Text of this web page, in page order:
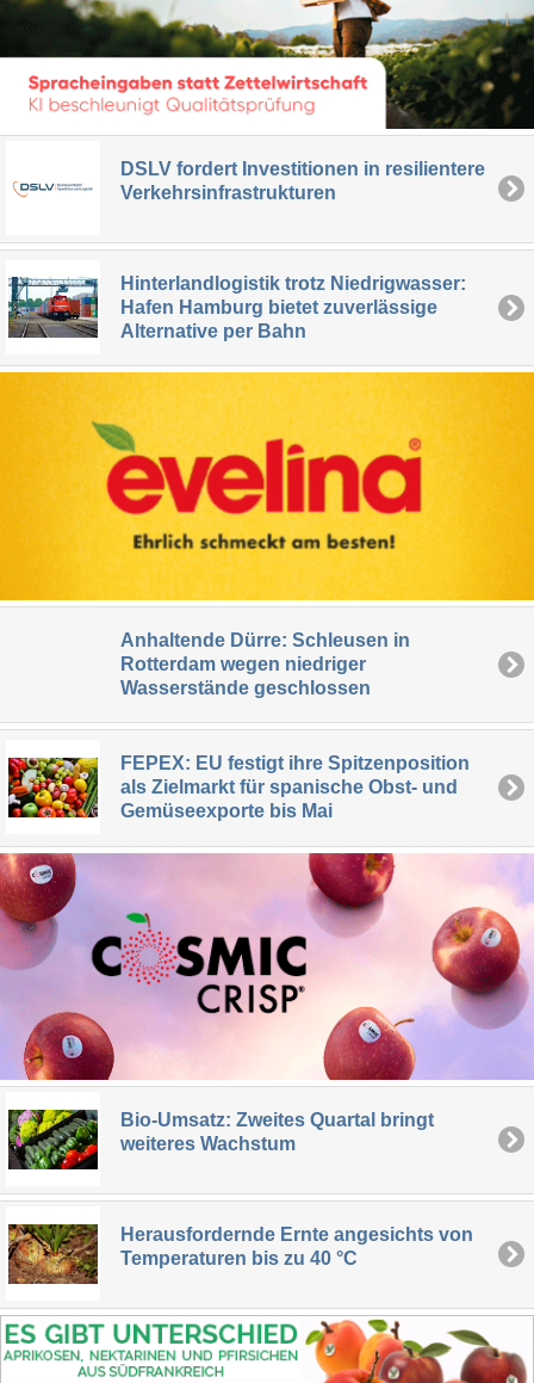
DSLV fordert Investitionen in resilientere
Verkehrsinfrastrukturen
Hinterlandlogistik trotz Niedrigwasser:
Hafen Hamburg bietet zuverlässige
Alternative per Bahn
Anhaltende Dürre: Schleusen in
Rotterdam wegen niedriger
Wasserstände geschlossen
FEPEX: EU festigt ihre Spitzenposition
als Zielmarkt für spanische Obst- und
Gemüseexporte bis Mai
Bio-Umsatz: Zweites Quartal bringt
weiteres Wachstum
Herausfordernde Ernte angesichts von
Temperaturen bis zu 40 °C